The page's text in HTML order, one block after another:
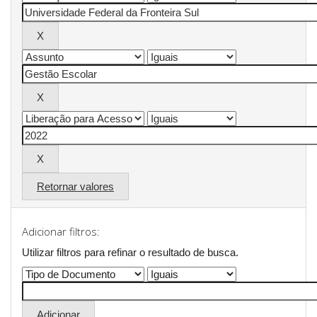
Retornar valores
Adicionar filtros:
Utilizar filtros para refinar o resultado de busca.